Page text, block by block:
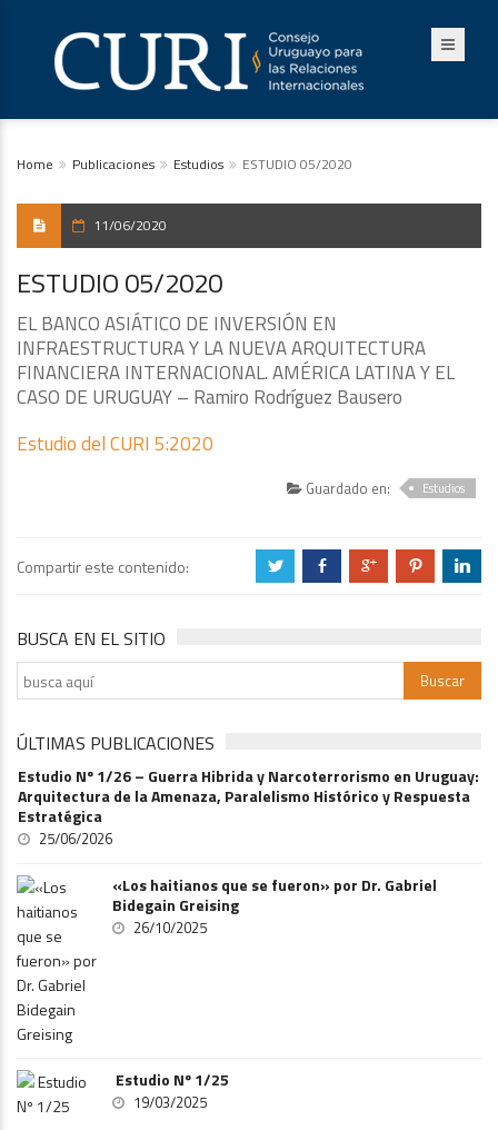
Home Publicaciones Estudios ESTUDIO 05/2020
11/06/2020
ESTUDIO 05/2020
EL BANCO ASIÁTICO DE INVERSIÓN EN
INFRAESTRUCTURA Y LA NUEVA ARQUITECTURA
FINANCIERA INTERNACIONAL. AMÉRICA LATINA Y EL
CASO DE URUGUAY – Ramiro Rodríguez Bausero
Estudio del CURI 5:2020
Guardado en: Estudios
Compartir este contenido: a b c d j
BUSCA EN EL SITIO
ÚLTIMAS PUBLICACIONES
Estudio Nº 1/26 – Guerra Hibrida y Narcoterrorismo en Uruguay:
Arquitectura de la Amenaza, Paralelismo Histórico y Respuesta
Estratégica
25/06/2026
«Los haitianos que se fueron» por Dr. Gabriel
Bidegain Greising
26/10/2025
Estudio Nº 1/25
19/03/2025